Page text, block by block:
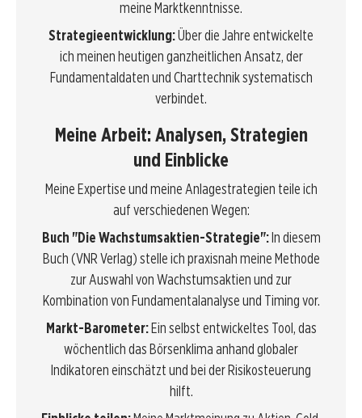
meine Marktkenntnisse.
Strategieentwicklung:Über die Jahre entwickelte
ich meinen heutigen ganzheitlichen Ansatz, der
Fundamentaldaten und Charttechnik systematisch
verbindet.
Meine Arbeit: Analysen, Strategien
und Einblicke
Meine Expertise und meine Anlagestrategien teile ich
auf verschiedenen Wegen:
Buch "Die Wachstumsaktien-Strategie":In diesem
Buch (VNR Verlag) stelle ich praxisnah meine Methode
zur Auswahl von Wachstumsaktien und zur
Kombination von Fundamentalanalyse und Timing vor.
Markt-Barometer:Ein selbst entwickeltes Tool, das
wöchentlich das Börsenklima anhand globaler
Indikatoren einschätzt und bei der Risikosteuerung
hilft.